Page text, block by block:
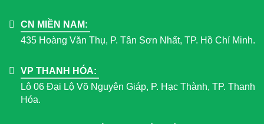
CN MIỀN NAM:
435 Hoàng Văn Thụ, P. Tân Sơn Nhất, TP. Hồ Chí Minh.
VP THANH HÓA:
Lô 06 Đại Lộ Võ Nguyên Giáp, P. Hạc Thành, TP. Thanh
Hóa.